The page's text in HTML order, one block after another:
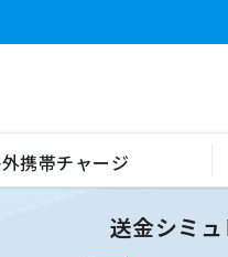
携帯チャージ
送金シミ